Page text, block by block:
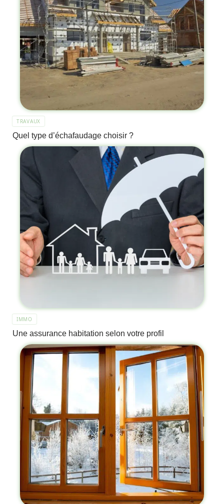
TRAVAUX
Quel type d’échafaudage choisir ?
IMMO
Une assurance habitation selon votre profil